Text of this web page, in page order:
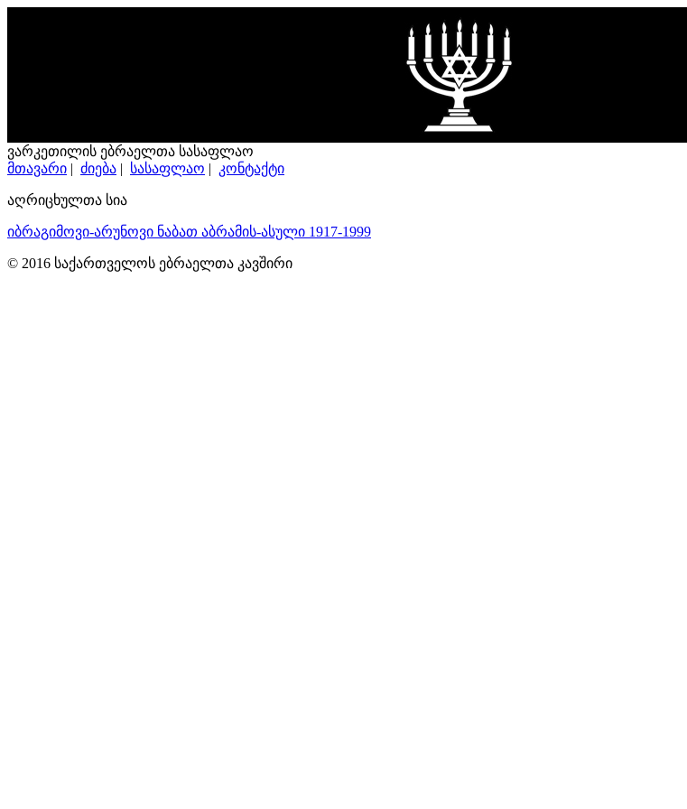
ვარკეთილის ებრაელთა სასაფლაო
მთავარი | ძიება | სასაფლაო | კონტაქტი
აღრიცხულთა სია
იბრაგიმოვი-არუნოვი ნაბათ აბრამის-ასული 1917-1999
© 2016 საქართველოს ებრაელთა კავშირი